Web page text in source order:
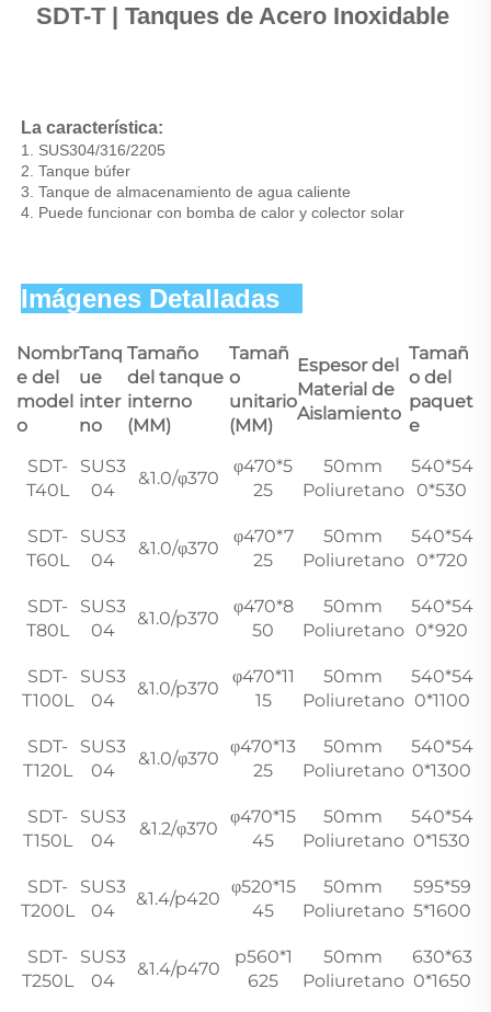
SDT-T | Tanques de Acero Inoxidable
La característica:
1. SUS304/316/2205
2. Tanque búfer
3. Tanque de almacenamiento de agua caliente
4. Puede funcionar con bomba de calor y colector solar
Imágenes Detalladas
Nombr
e del
model
o
Tanq
ue
inter
no
Tamaño
del tanque
interno
(MM)
Tamañ
o
unitario
(MM)
Espesor del
Material de
Aislamiento
Tamañ
o del
paquet
e
SDT-
T40L
SUS3
04
&1.0/φ370
φ470*5
25
50mm
Poliuretano
540*54
0*530
SDT-
T60L
SUS3
04
&1.0/φ370
φ470*7
25
50mm
Poliuretano
540*54
0*720
SDT-
T80L
SUS3
04
&1.0/p370
φ470*8
50
50mm
Poliuretano
540*54
0*920
SDT-
T100L
SUS3
04
&1.0/p370
φ470*11
15
50mm
Poliuretano
540*54
0*1100
SDT-
T120L
SUS3
04
&1.0/φ370
φ470*13
25
50mm
Poliuretano
540*54
0*1300
SDT-
T150L
SUS3
04
&1.2/φ370
φ470*15
45
50mm
Poliuretano
540*54
0*1530
SDT-
T200L
SUS3
04
&1.4/p420
φ520*15
45
50mm
Poliuretano
595*59
5*1600
SDT-
T250L
SUS3
04
&1.4/p470
p560*1
625
50mm
Poliuretano
630*63
0*1650